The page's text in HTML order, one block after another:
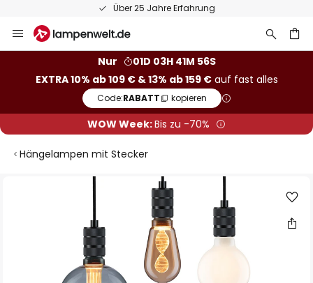
Über 25 Jahre Erfahrung
Inhalt
Nur
01D 03H 41M 55S
EXTRA 10% ab 109 € & 13% ab 159 €auf fast alles
Code:RABATT kopieren
WOW Week:Bis zu -70%
Hängelampen mit Stecker